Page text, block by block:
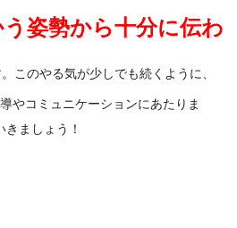
姿勢から十分に伝わ
このやる気が少しでも続くように、
やコミュニケーションにあたりま
ましょう！